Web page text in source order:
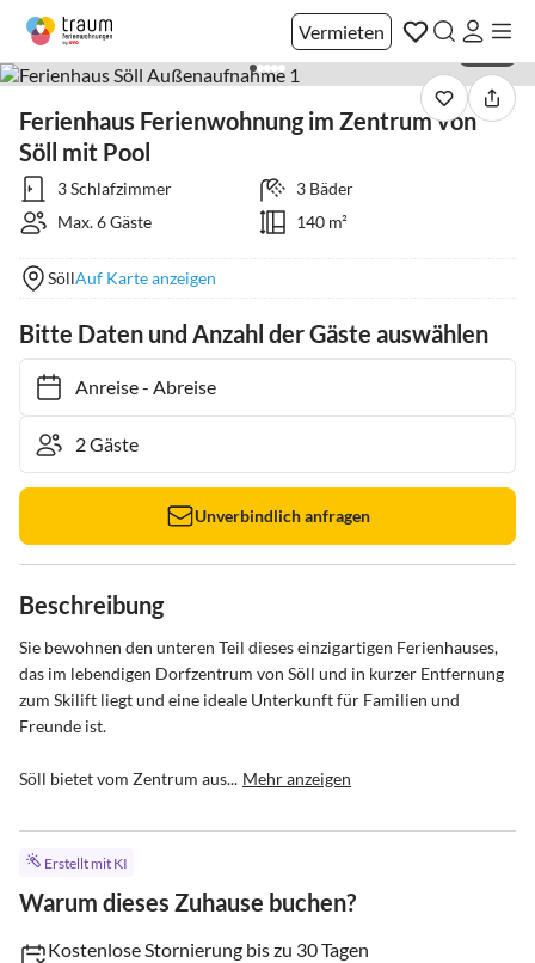
Vermieten
Ferienhaus Ferienwohnung im Zentrum von
Söll mit Pool
3 Schlafzimmer
3 Bäder
Max. 6 Gäste
140 m²
SöllAuf Karte anzeigen
Bitte Daten und Anzahl der Gäste auswählen
Anreise- Abreise
Unverbindlich anfragen
Beschreibung
Sie bewohnen den unteren Teil dieses einzigartigen Ferienhauses,
das im lebendigen Dorfzentrum von Söll und in kurzer Entfernung
zum Skilift liegt und eine ideale Unterkunft für Familien und
Freunde ist.
Söll bietet vom Zentrum aus... Mehr anzeigen
Erstellt mit KI
Warum dieses Zuhause buchen?
Kostenlose Stornierung bis zu 30 Tagen